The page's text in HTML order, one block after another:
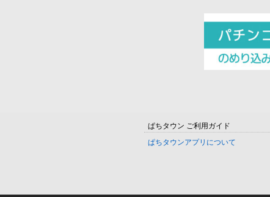
ぱちタウン ご利用ガイド
ぱちタウンアプリについて